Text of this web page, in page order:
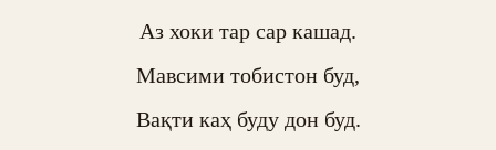
Аз хоки тар сар кашад.
Мавсими тобистон буд,
Вақти каҳ буду дон буд.